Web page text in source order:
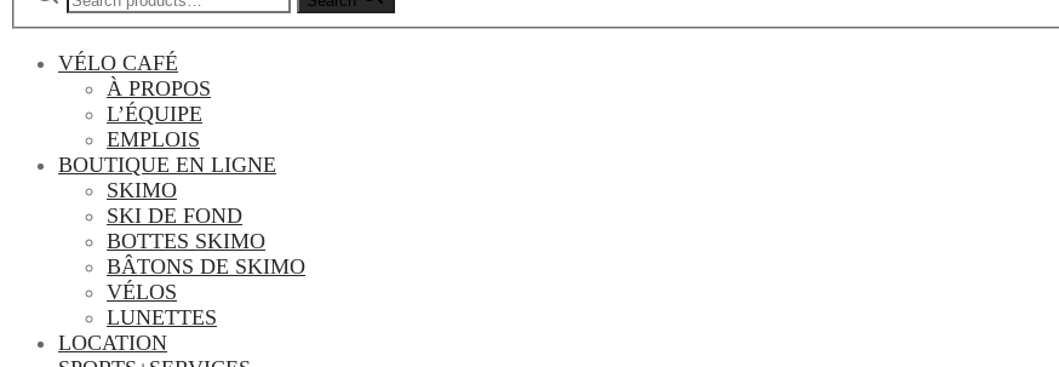
VÉLO CAFÉ
À PROPOS
L’ÉQUIPE
EMPLOIS
BOUTIQUE EN LIGNE
SKIMO
SKI DE FOND
BOTTES SKIMO
BÂTONS DE SKIMO
VÉLOS
LUNETTES
LOCATION